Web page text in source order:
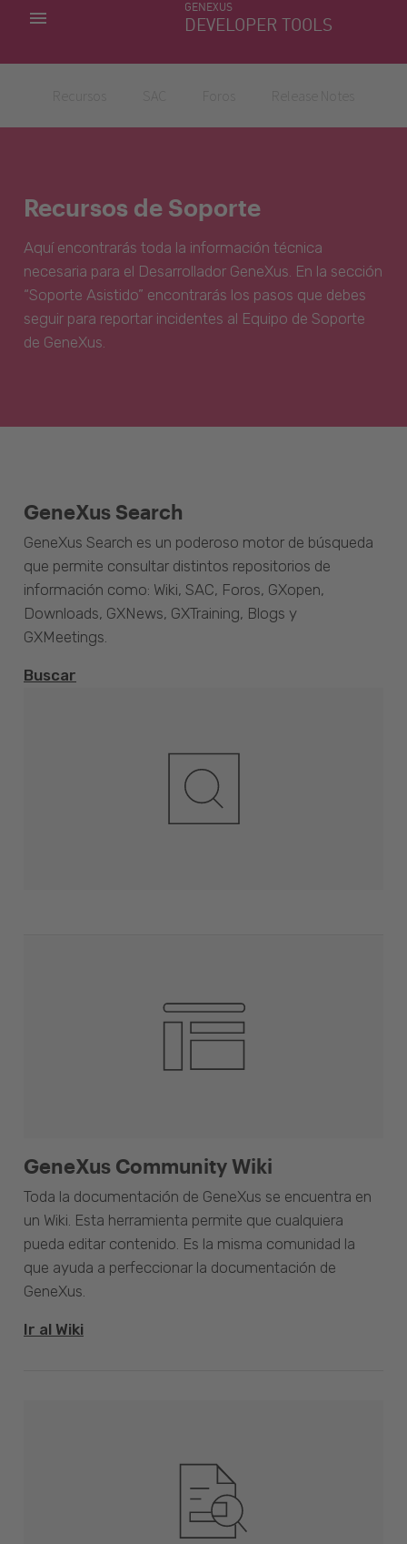
GENEXUS
DEVELOPER TOOLS
MIS APLICACIONES
Recursos de Soporte
Aquí encontrarás toda la información técnica
necesaria para el Desarrollador GeneXus. En la sección
“Soporte Asistido” encontrarás los pasos que debes
seguir para reportar incidentes al Equipo de Soporte
de GeneXus.
GeneXus Community Wiki
Toda la documentación de GeneXus se encuentra en
un Wiki. Esta herramienta permite que cualquiera
pueda editar contenido. Es la misma comunidad la
que ayuda a perfeccionar la documentación de
GeneXus.
Ir al Wiki
GeneXus Search
GeneXus Search es un poderoso motor de búsqueda
que permite consultar distintos repositorios de
información como: Wiki, SAC, Foros, GXopen,
Downloads, GXNews, GXTraining, Blogs y
GXMeetings.
Buscar